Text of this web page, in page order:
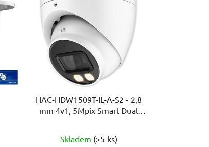
HAC-HDW1509T-IL-A-S2 - 2,8
mm 4v1, 5Mpix Smart Dual
Skladem (>5 ks)